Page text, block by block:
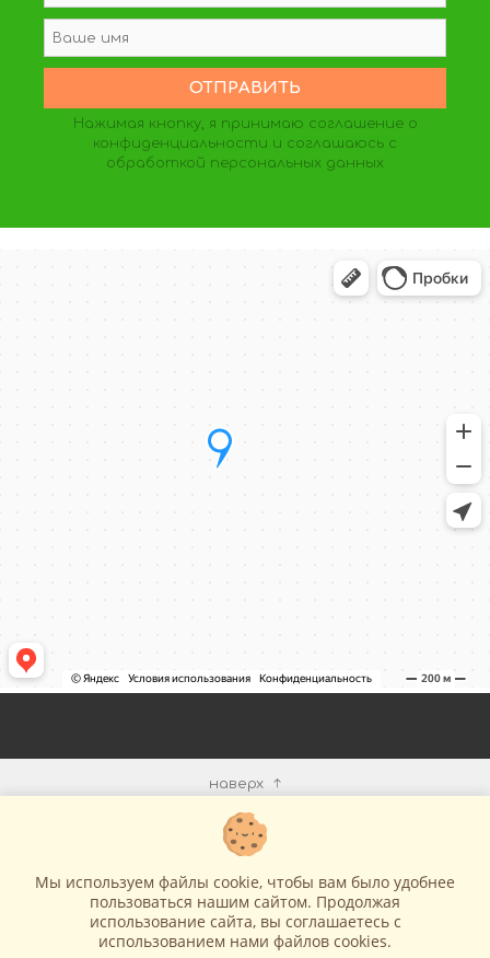
Нажимая кнопку, я принимаю соглашение о
конфиденциальности и соглашаюсь с
обработкой персональных данных
наверх
ИНФОРМАЦИЯ
МЫ В СЕТИ
Мы используем файлы cookie, чтобы вам было удобнее
пользоваться нашим сайтом. Продолжая
использование сайта, вы соглашаетесь c
использованием нами файлов cookies.